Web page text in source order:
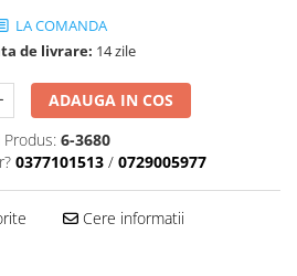
LA COMANDA
de livrare: 14 zile
ADAUGA IN COS
Produs: 6-3680
0377101513 / 0729005977
Cere informatii